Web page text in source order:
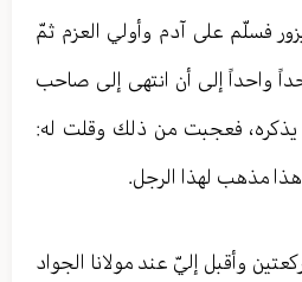
فسلّم على آدم وأولي العزم ثمّ
واحداً إلى أن انتهى إلى صاحب
يذكره، فعجبت من ذلك وقلت له:
مذهب لهذا الرجل.
وأقبل إليّ عند مولانا الجواد